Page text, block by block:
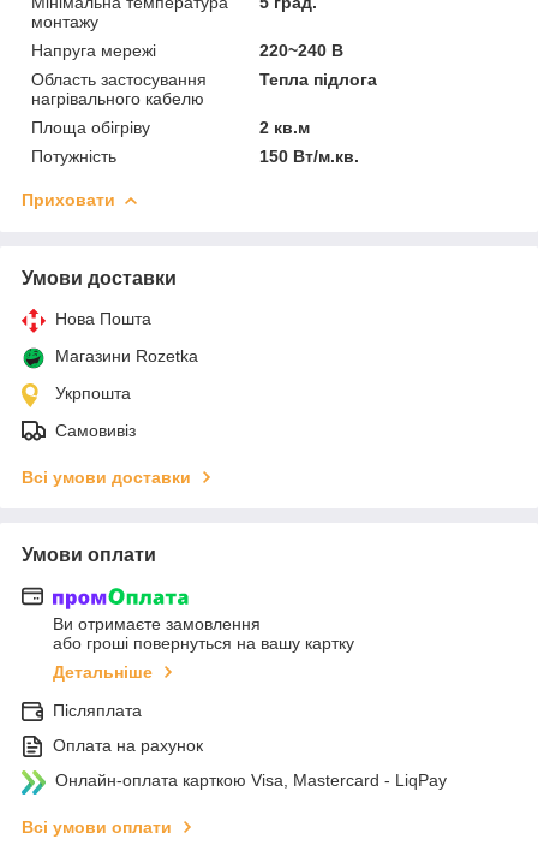
монтажу
Напруга мережі
220~240 В
Область застосування
нагрівального кабелю
Тепла підлога
Площа обігріву
2 кв.м
Потужність
150 Вт/м.кв.
Приховати
Умови доставки
Нова Пошта
Магазини Rozetka
Укрпошта
Самовивіз
Всі умови доставки
Умови оплати
Ви отримаєте замовлення
або гроші повернуться на вашу картку
Детальніше
Післяплата
Оплата на рахунок
Онлайн-оплата карткою Visa, Mastercard - LiqPay
Всі умови оплати